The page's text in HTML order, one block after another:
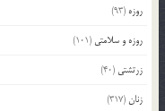
روزه (93)
روزه و سلامتی (101)
زرتشتی (40)
زنان(317)